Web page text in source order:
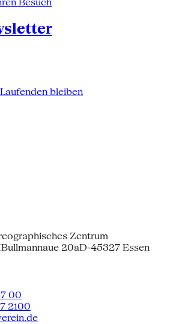
bleiben
Zentrum
Bullmannaue 20aD-45327 Essen
00
2100